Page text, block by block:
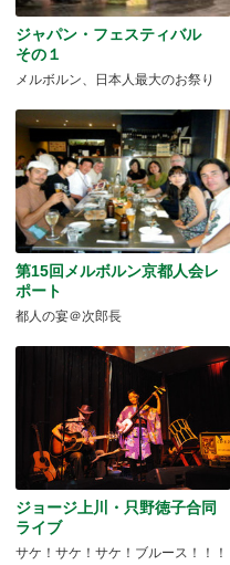
ジャパン・フェスティバル
その１
メルボルン、日本人最大のお祭り
第15回メルボルン京都人会レ
ポート
都人の宴＠次郎長
ジョージ上川・只野徳子合同
ライブ
サケ！サケ！サケ！ブルース！！！